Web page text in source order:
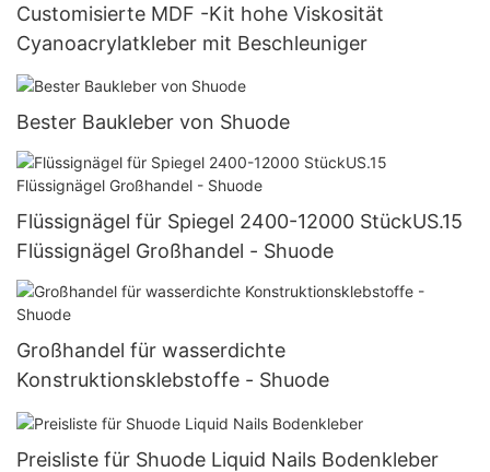
Customisierte MDF -Kit hohe Viskosität
Cyanoacrylatkleber mit Beschleuniger
Bester Baukleber von Shuode
Flüssignägel für Spiegel 2400-12000 StückUS.15
Flüssignägel Großhandel - Shuode
Großhandel für wasserdichte
Konstruktionsklebstoffe - Shuode
Preisliste für Shuode Liquid Nails Bodenkleber